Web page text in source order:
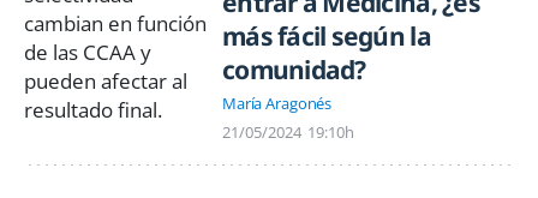
más fácil según la
comunidad?
María Aragonés
21/05/2024 19:10h